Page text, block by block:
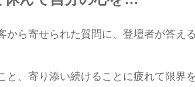
から寄せられた質問に、登壇者が答える
と、寄り添い続けることに疲れて限界